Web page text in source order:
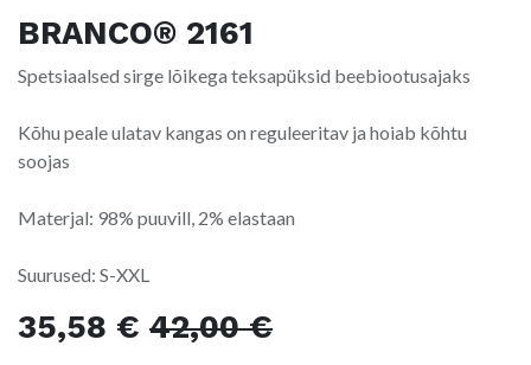
BRANCO® 2161
Spetsiaalsed sirge lõikega teksapüksid beebiootusajaks
Kõhu peale ulatav kangas on reguleeritav ja hoiab kõhtu
soojas
Materjal: 98% puuvill, 2% elastaan
Suurused: S-XXL
35,58 € 42,00€